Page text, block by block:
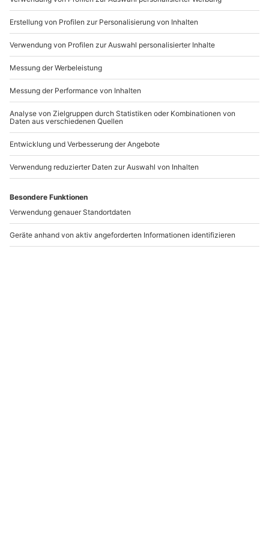
b2b@mydays.de
www.b2b.mydays.de/
Artikelnummer:57441
Andere Produkte entdecken
-15% CLUB DEAL
Fotokurs Kassel City Running Kassel